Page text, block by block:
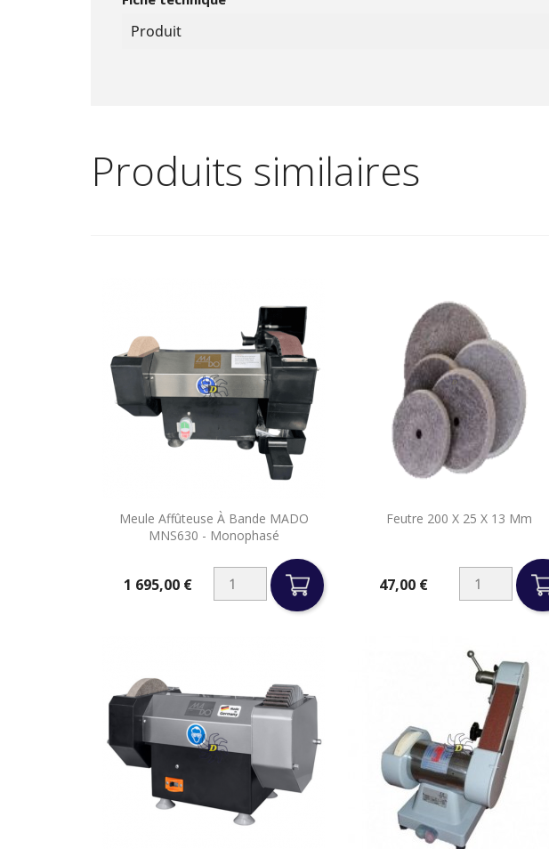
Produit
Produits similaires
Meule Affûteuse À Bande MADO
MNS630 - Monophasé
Prix1 695,00 €
Aperçu rapide Feutre 200 X 25 X 13 Mm
47,00 €
 Aperçu rapide